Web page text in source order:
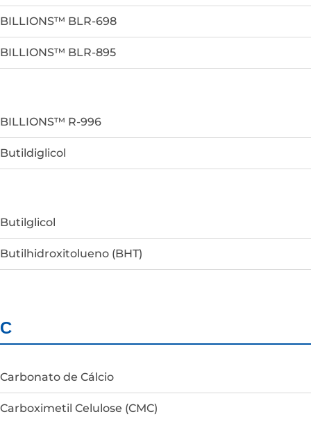
BILLIONS™ BLR-698
BILLIONS™ BLR-895
BILLIONS™ R-996
Butildiglicol
Butilglicol
Butilhidroxitolueno (BHT)
C
Carbonato de Cálcio
Carboximetil Celulose (CMC)